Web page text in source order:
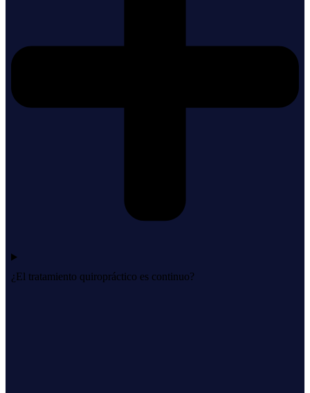
¿El tratamiento quiropráctico es continuo?